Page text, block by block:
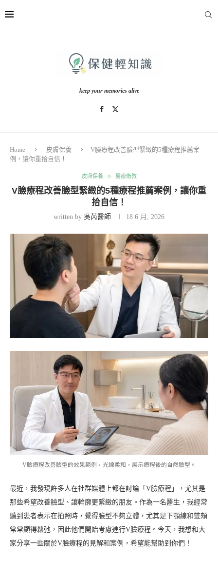
keep your memories alive
Home 皮膚保養
V臉療程改善臉型緊緻的5種療程推薦案
例，讓你重拾自信！
皮膚保養 醫療衛教
V臉療程改善臉型緊緻的5種療程推薦案例，讓你重
拾自信！
written by 吳芮醫師 18 6 月, 2026
V臉療程改善臉型的效果範例，光線柔和，展示療程後的自然臉型。
最近，我發現許多人在社群媒體上都在討論「V臉療程」，尤其是
那些希望改善臉型、讓輪廓更緊緻的朋友。作為一名醫生，我經常
聽到患者表示在拍照時，覺得臉型不夠立體，尤其是下顎線和雙頰
常常顯得鬆弛，因此他們開始考慮進行V臉療程。今天，我想和大
家分享一些關於V臉療程的見解和案例，希望能幫助到你們！